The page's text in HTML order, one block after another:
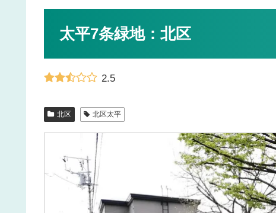
太平7条緑地：北区
2.5
北区 北区太平